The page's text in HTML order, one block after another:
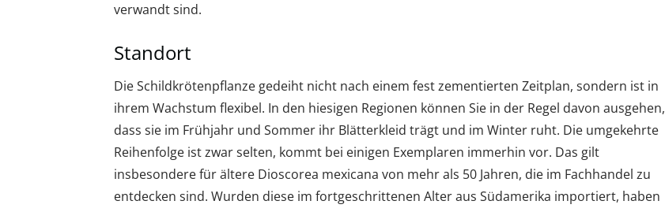
verwandt sind.
Standort
Die Schildkrötenpflanze gedeiht nicht nach einem fest zementierten Zeitplan, sondern ist in
ihrem Wachstum flexibel. In den hiesigen Regionen können Sie in der Regel davon ausgehen,
dass sie im Frühjahr und Sommer ihr Blätterkleid trägt und im Winter ruht. Die umgekehrte
Reihenfolge ist zwar selten, kommt bei einigen Exemplaren immerhin vor. Das gilt
insbesondere für ältere Dioscorea mexicana von mehr als 50 Jahren, die im Fachhandel zu
entdecken sind. Wurden diese im fortgeschrittenen Alter aus Südamerika importiert, haben